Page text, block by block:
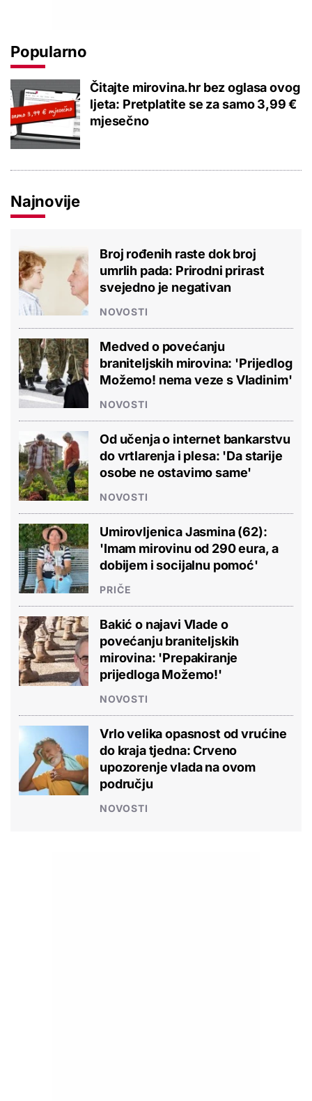
Popularno
Čitajte mirovina.hr bez oglasa ovog
ljeta: Pretplatite se za samo 3,99 €
mjesečno
Najnovije
Broj rođenih raste dok broj
umrlih pada: Prirodni prirast
svejedno je negativan
NOVOSTI
Medved o povećanju
braniteljskih mirovina: 'Prijedlog
Možemo! nema veze s Vladinim'
NOVOSTI
Od učenja o internet bankarstvu
do vrtlarenja i plesa: 'Da starije
osobe ne ostavimo same'
NOVOSTI
Umirovljenica Jasmina (62):
'Imam mirovinu od 290 eura, a
dobijem i socijalnu pomoć'
PRIČE
Bakić o najavi Vlade o
povećanju braniteljskih
mirovina: 'Prepakiranje
prijedloga Možemo!'
NOVOSTI
Vrlo velika opasnost od vrućine
do kraja tjedna: Crveno
upozorenje vlada na ovom
području
NOVOSTI